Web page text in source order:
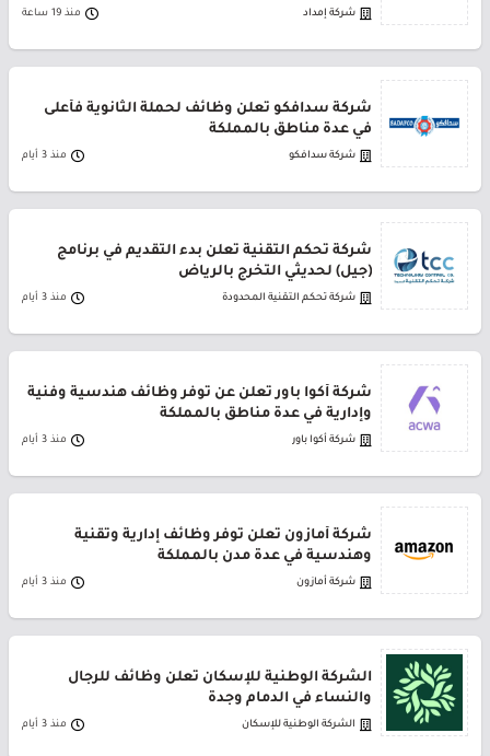
شركة إمداد منذ 19 ساعة
شركة سدافكو تعلن وظائف لحملة الثانوية فأعلى
في عدة مناطق بالمملكة
شركة سدافكو منذ 3 أيام
شركة تحكم التقنية تعلن بدء التقديم في برنامج
(جيل) لحديثي التخرج بالرياض
شركة تحكم التقنية المحدودة منذ 3 أيام
شركة أكوا باور تعلن عن توفر وظائف هندسية وفنية
وإدارية في عدة مناطق بالمملكة
شركة أكوا باور منذ 3 أيام
شركة أمازون تعلن توفر وظائف إدارية وتقنية
وهندسية في عدة مدن بالمملكة
شركة أمازون منذ 3 أيام
الشركة الوطنية للإسكان تعلن وظائف للرجال
والنساء في الدمام وجدة
الشركة الوطنية للإسكان منذ 3 أيام